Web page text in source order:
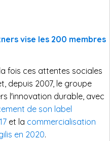
vise les 200 membres
fois ces attentes sociales
depuis 2007, le groupe
l'innovation durable, avec
de son label
et la commercialisation
en 2020.